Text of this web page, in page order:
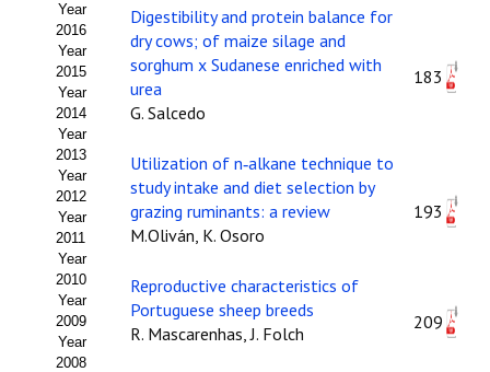
Leer revista ITEA
Directrices para autores/as
Políticas Editoriales
Propuesta Volumen Especial
Sello Calidad FECYT
Premio Prensa Agraria
Buscador de Artículos
JORNADAS AIDA
Year
2016
Year
2015
Year
2014
Year
2013
Year
2012
Year
2011
Year
2010
Year
2009
Year
2008
Digestibility and protein balance for
dry cows; of maize silage and
sorghum x Sudanese enriched with
urea
G. Salcedo
183
Utilization of n‑alkane technique to
study intake and diet selection by
grazing ruminants: a review
M.Oliván, K. Osoro
193
Reproductive characteristics of
Portuguese sheep breeds
R. Mascarenhas, J. Folch
209